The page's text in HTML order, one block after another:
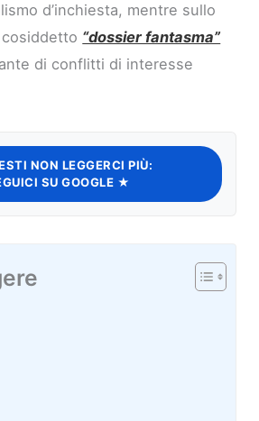
d’inchiesta, mentre sullo
“dossier fantasma”
di conflitti di interesse
NON LEGGERCI PIÙ:
SU GOOGLE ★